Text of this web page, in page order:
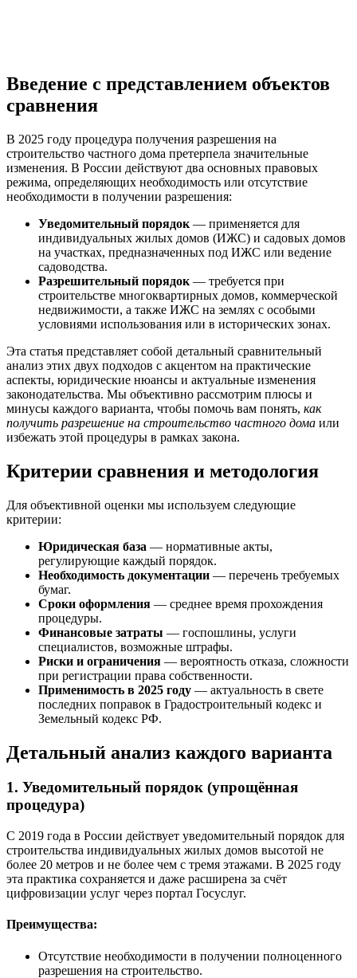
Введение с представлением объектов
сравнения
В 2025 году процедура получения разрешения на
строительство частного дома претерпела значительные
изменения. В России действуют два основных правовых
режима, определяющих необходимость или отсутствие
необходимости в получении разрешения:
Уведомительный порядок — применяется для
индивидуальных жилых домов (ИЖС) и садовых домов
на участках, предназначенных под ИЖС или ведение
садоводства.
Разрешительный порядок — требуется при
строительстве многоквартирных домов, коммерческой
недвижимости, а также ИЖС на землях с особыми
условиями использования или в исторических зонах.
Эта статья представляет собой детальный сравнительный
анализ этих двух подходов с акцентом на практические
аспекты, юридические нюансы и актуальные изменения
законодательства. Мы объективно рассмотрим плюсы и
минусы каждого варианта, чтобы помочь вам понять, как
получить разрешение на строительство частного дома или
избежать этой процедуры в рамках закона.
Критерии сравнения и методология
Для объективной оценки мы используем следующие
критерии:
Юридическая база — нормативные акты,
регулирующие каждый порядок.
Необходимость документации — перечень требуемых
бумаг.
Сроки оформления — среднее время прохождения
процедуры.
Финансовые затраты — госпошлины, услуги
специалистов, возможные штрафы.
Риски и ограничения — вероятность отказа, сложности
при регистрации права собственности.
Применимость в 2025 году — актуальность в свете
последних поправок в Градостроительный кодекс и
Земельный кодекс РФ.
Детальный анализ каждого варианта
1. Уведомительный порядок (упрощённая
процедура)
С 2019 года в России действует уведомительный порядок для
строительства индивидуальных жилых домов высотой не
более 20 метров и не более чем с тремя этажами. В 2025 году
эта практика сохраняется и даже расширена за счёт
цифровизации услуг через портал Госуслуг.
Преимущества:
Отсутствие необходимости в получении полноценного
разрешения на строительство.